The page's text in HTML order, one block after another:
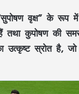
वृक्ष” के रूप में
तथाकुपोषणकी
उत्कृष्ट स्रोत है,